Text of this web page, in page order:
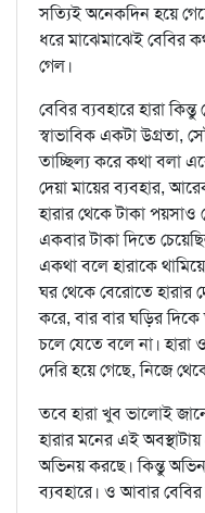
সত্যিই অনেকদিন হয়ে
ধরে মাঝেমাঝেই বেবির
গেল।
বেবির ব্যবহারে হারা
স্বাভাবিক একটা উগ্রতা,
তাচ্ছিল্য করে কথা বলা
দেয়া মায়ের ব্যবহার,
হারার থেকে টাকা পয়সাও
একবার টাকা দিতে
একথা বলে হারাকে
ঘর থেকে বেরোতে হারার
করে, বার বার ঘড়ির
চলে যেতে বলে না। হারা
দেরি হয়ে গেছে, নিজে
তবে হারা খুব ভালোই
হারার মনের এই
অভিনয় করছে। কিন্তু
ব্যবহারে। ও আবার